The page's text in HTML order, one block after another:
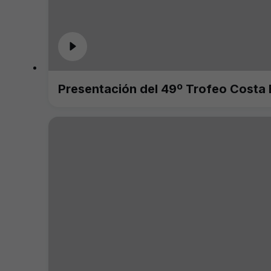
Presentación del 49º Trofeo Costa